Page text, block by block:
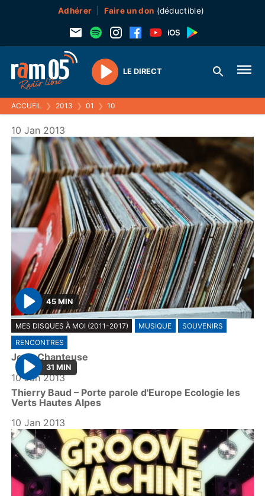
Adhérer Faire un don (déductible)
Play
LE DIRECT
ACCUEIL ❯ 2013 ❯ 01 ❯ 10
10 Jan 2013
P
l
a
y
45 MIN
MES DISQUES À MOI (2011-2017) MUSIQUE
SOUVENIRS
RENCONTRES
Joa – Chanteuse
10 Jan 2013
P
l
a
y
31 MIN
Thierry Baud – Porte parole d'Europe Ecologie les
Verts Hautes Alpes
10 Jan 2013